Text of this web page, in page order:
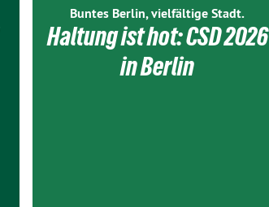
Buntes Berlin, vielfältige Stadt.
Haltung ist hot: CSD 2026
in Berlin